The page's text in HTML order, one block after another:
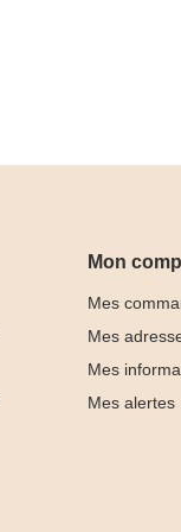
Mon
Mes
Mes
Mes
Mes alertes